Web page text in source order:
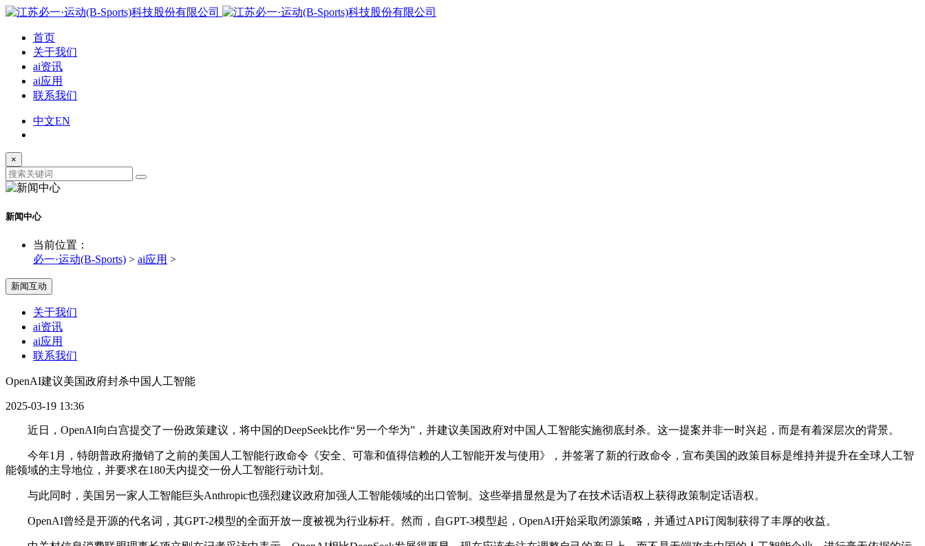
首页
关于我们
ai资讯
ai应用
联系我们
中文EN
×
新闻中心
当前位置：
必一·运动(B-Sports) > ai应用 >
新闻互动
关于我们
ai资讯
ai应用
联系我们
OpenAI建议美国政府封杀中国人工智能
2025-03-19 13:36
近日，OpenAI向白宫提交了一份政策建议，将中国的DeepSeek比作“另一个华为”，并建议美国政府对中国人工智能实施彻底封杀。这一提案并非一时兴起，而是有着深层次的背景。
今年1月，特朗普政府撤销了之前的美国人工智能行政命令《安全、可靠和值得信赖的人工智能开发与使用》，并签署了新的行政命令，宣布美国的政策目标是维持并提升在全球人工智
能领域的主导地位，并要求在180天内提交一份人工智能行动计划。
与此同时，美国另一家人工智能巨头Anthropic也强烈建议政府加强人工智能领域的出口管制。这些举措显然是为了在技术话语权上获得政策制定话语权。
OpenAI曾经是开源的代名词，其GPT-2模型的全面开放一度被视为行业标杆。然而，自GPT-3模型起，OpenAI开始采取闭源策略，并通过API订阅制获得了丰厚的收益。